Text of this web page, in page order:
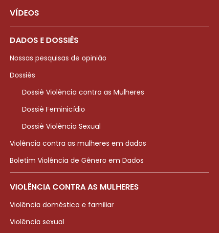
VÍDEOS
DADOS E DOSSIÊS
Nossas pesquisas de opinião
Dossiês
Dossiê Violência contra as Mulheres
Dossiê Feminicídio
Dossiê Violência Sexual
Violência contra as mulheres em dados
Boletim Violência de Gênero em Dados
VIOLÊNCIA CONTRA AS MULHERES
Violência doméstica e familiar
Violência sexual